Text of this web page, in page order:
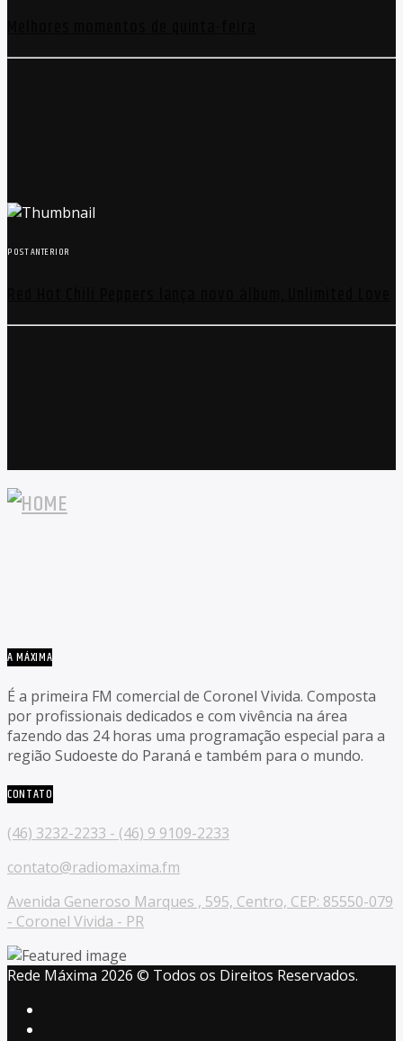
POST ANTERIOR
A MÁXIMA
É a primeira FM comercial de Coronel Vivida. Composta
por profissionais dedicados e com vivência na área
fazendo das 24 horas uma programação especial para a
região Sudoeste do Paraná e também para o mundo.
CONTATO
(46) 3232-2233 - (46) 9 9109-2233
contato@radiomaxima.fm
Avenida Generoso Marques , 595, Centro, CEP: 85550-079
- Coronel Vivida - PR
Rede Máxima 2026 © Todos os Direitos Reservados.